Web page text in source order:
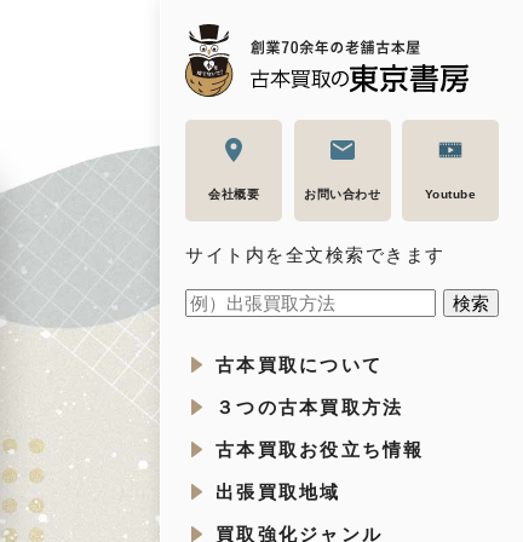
会社概要 お問い合わせ Youtube
サイト内を全文検索できます
古本買取について
３つの古本買取方法
古本買取お役立ち情報
出張買取地域
買取強化ジャンル